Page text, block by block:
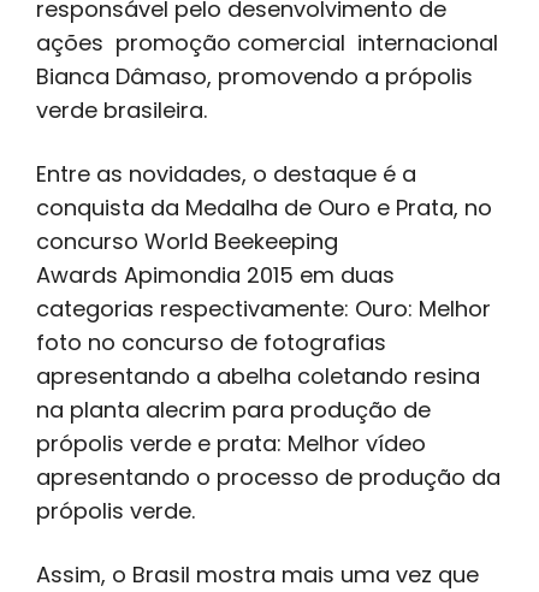
responsável pelo desenvolvimento de
ações promoção comercial internacional
Bianca Dâmaso, promovendo a própolis
verde brasileira.
Entre as novidades, o destaque é a
conquista da Medalha de Ouro e Prata, no
concurso World Beekeeping
Awards Apimondia 2015 em duas
categorias respectivamente: Ouro: Melhor
foto no concurso de fotografias
apresentando a abelha coletando resina
na planta alecrim para produção de
própolis verde e prata: Melhor vídeo
apresentando o processo de produção da
própolis verde.
Assim, o Brasil mostra mais uma vez que